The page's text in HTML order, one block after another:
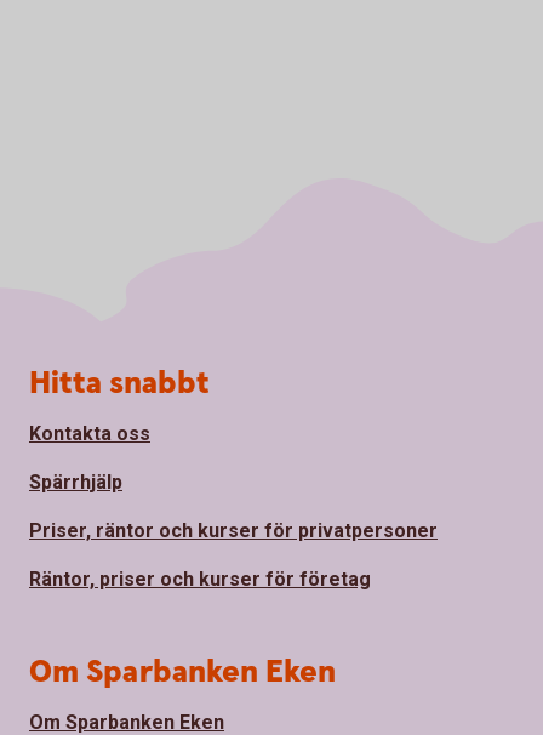
Sidfot
Hitta snabbt
Kontakta oss
Spärrhjälp
Priser, räntor och kurser för privatpersoner
Räntor, priser och kurser för företag
Om Sparbanken Eken
Om Sparbanken Eken